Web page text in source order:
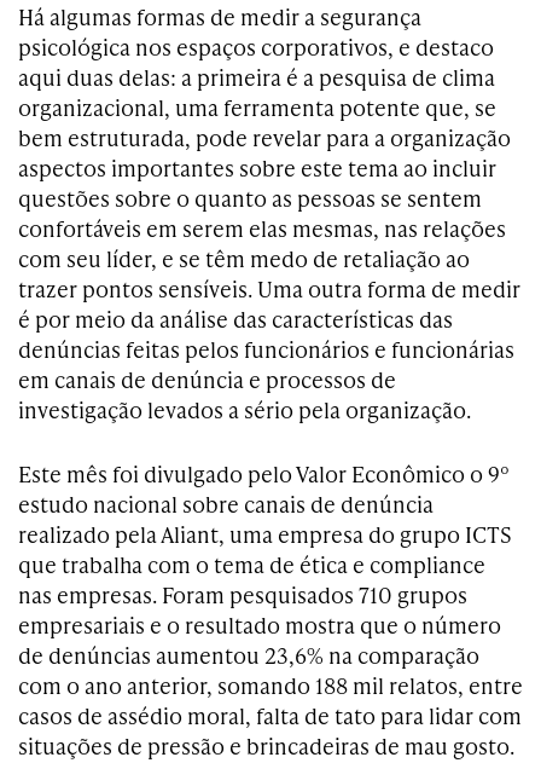
Há algumas formas de medir a segurança
psicológica nos espaços corporativos, e destaco
aqui duas delas: a primeira é a pesquisa de clima
organizacional, uma ferramenta potente que, se
bem estruturada, pode revelar para a organização
aspectos importantes sobre este tema ao incluir
questões sobre o quanto as pessoas se sentem
confortáveis em serem elas mesmas, nas relações
com seu líder, e se têm medo de retaliação ao
trazer pontos sensíveis. Uma outra forma de medir
é por meio da análise das características das
denúncias feitas pelos funcionários e funcionárias
em canais de denúncia e processos de
investigação levados a sério pela organização.
Este mês foi divulgado pelo Valor Econômico o 9º
estudo nacional sobre canais de denúncia
realizado pela Aliant, uma empresa do grupo ICTS
que trabalha com o tema de ética e compliance
nas empresas. Foram pesquisados 710 grupos
empresariais e o resultado mostra que o número
de denúncias aumentou 23,6% na comparação
com o ano anterior, somando 188 mil relatos, entre
casos de assédio moral, falta de tato para lidar com
situações de pressão e brincadeiras de mau gosto.